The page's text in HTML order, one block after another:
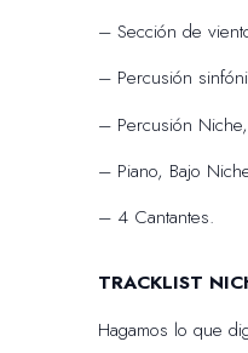
– Sección de
– Percusión
– Percusión
– Piano, Bajo
– 4 Cantantes.
TRACKLIST
Hagamos lo que